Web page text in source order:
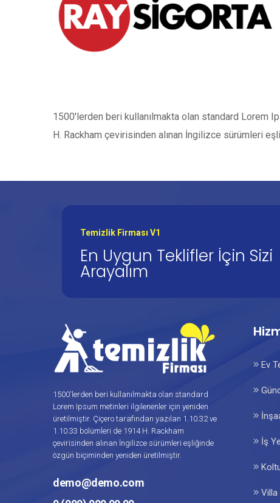
1500'lerden beri kullanılmakta olan standard Lorem
H. Rackham çevirisinden alınan İngilizce sürümleri
Temizlik Firması V1
En Uygun Teklifler İçin Sizi
Arayalım
1500'lerden beri kullanılmakta olan standard
Lorem Ipsum metinleri ilgilenenler için yeniden
üretilmiştir. Çiçero tarafından yazılan 1.10.32 ve
1.10.33 bölümleri de 1914 H. Rackham
çevirisinden alınan İngilizce sürümleri eşliğinde
özgün biçiminden yeniden üretilmiştir.
demo@demo.com
Ev
İş
Villa